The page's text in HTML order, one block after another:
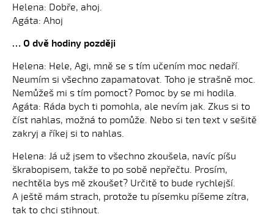
Helena: Dobře, ahoj.
Agáta: Ahoj
… O dvě hodiny později
Helena: Hele, Agi, mně se s tím učením moc nedaří.
Neumím si všechno zapamatovat. Toho je strašně moc.
Nemůžeš mi s tím pomoct? Pomoc by se mi hodila.
Agáta: Ráda bych ti pomohla, ale nevím jak. Zkus si to
číst nahlas, možná to pomůže. Nebo si ten text v sešitě
zakryj a říkej si to nahlas.
Helena: Já už jsem to všechno zkoušela, navíc píšu
škrabopisem, takže to po sobě nepřečtu. Prosím,
nechtěla bys mě zkoušet? Určitě to bude rychlejší.
A ještě mám strach, protože tu písemku píšeme zítra,
tak to chci stihnout.